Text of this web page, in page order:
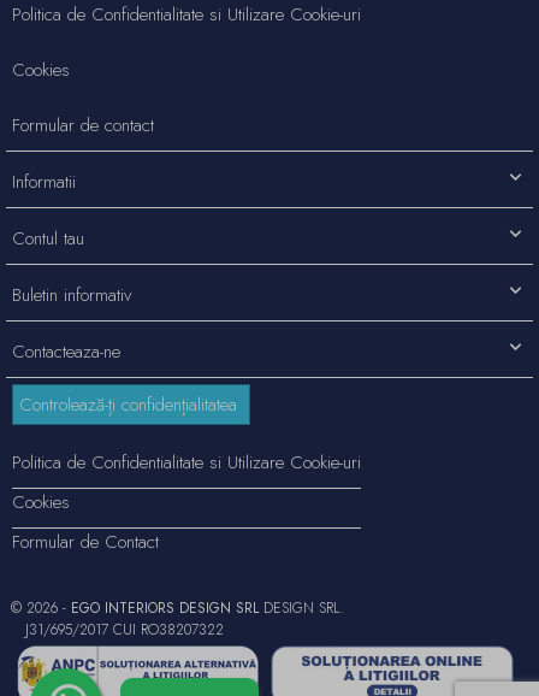
Contacteaza-ne
Politica de Confidentialitate si Utilizare Cookie-uri
Cookies
Formular de contact
Informatii
Contul tau
Buletin informativ
Controlează-ți confidențialitatea
Politica de Confidentialitate si Utilizare Cookie-uri
Cookies
Formular de Contact
© 2026 - EGO INTERIORS DESIGN SRLDESIGN SRL.
J31/695/2017 CUI RO38207322